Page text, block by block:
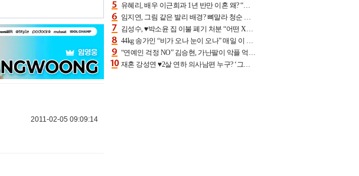
2011-02-05 09:09:14
유혜리, 배우 이근희과 1년 반만 이혼 왜? “식칼 꽂고 의자 던져” 충격 폭로(특종)[어제TV]
임지연, 그림 같은 발리 배경? 뼈말라 청순 비키니 핏에 상대 안 되네
김성수, ♥박소윤 집 이불 폐기 처분 “어떤 X이랑 썼을지 몰라” 질투(신랑수업2)[어제TV]
44kg 송가인 “비가 오나 눈이 오나” 매일 이 운동, 허벅지 근육량 상승+체지방 감소
“연예인 걱정 NO” 김승현, 가난팔이 악플 억울할만‥아내+딸과 日 여행
재혼 강성연 ♥2살 연하 의사남편 누구? ‘그알’ 자문의에 훈남 비주얼 초엘리트 스펙 [종합]